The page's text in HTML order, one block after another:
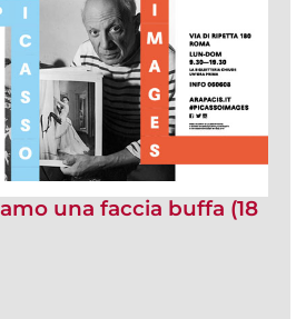
una faccia buffa (18